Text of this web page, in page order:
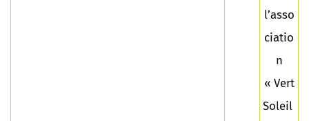
l’asso
ciatio
n
« Vert
Soleil